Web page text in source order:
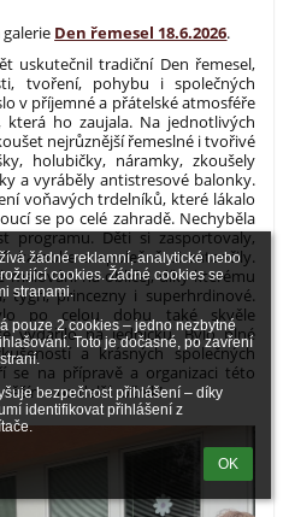
žádné reklamní, analytické nebo
cookies. Žádné cookies se
stranami.
pouze 2 cookies – jedno nezbytné
Toto je dočasné, po zavření
bezpečnost přihlášení – díky
identifikovat přihlášení z
OK
Den řemesel 18.6.2026.
uskutečnil tradiční Den řemesel,
tvoření, pohybu i společných
v příjemné a přátelské atmosféře
ho zaujala. Na jednotlivých
nejrůznější řemeslné i tvořivé
holubičky, náramky, zkoušely
a vyráběly antistresové balonky.
voňavých trdelníků, které lákalo
se po celé zahradě. Nechyběla
programu. Děti si zasportovaly,
karaoke a společně si zatančily.
malování na obličej, díky kterému
tygři, princezny i superhrdinové.
po celou dobu také skvěle
vydařilo na jedničku. Bylo plné
a krásných společných
se na přípravě a organizaci této
na další ročník!